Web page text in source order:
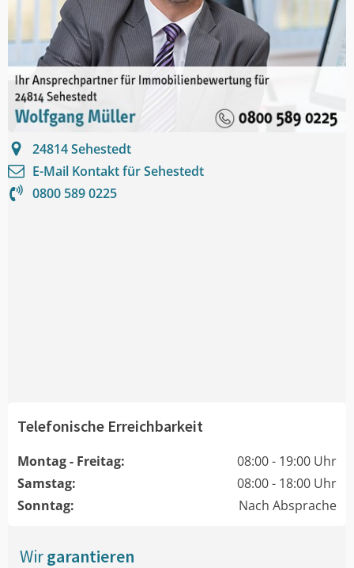
24814Sehestedt
E-Mail Kontakt fürSehestedt
0800 589 0225
Telefonische Erreichbarkeit
Montag - Freitag:
08:00 - 19:00 Uhr
Samstag:
08:00 - 18:00 Uhr
Sonntag:
Nach Absprache
Wirgarantieren